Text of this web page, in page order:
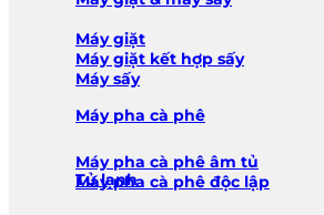
Máy giặt
Máy giặt kết hợp sấy
Máy sấy
Máy pha cà phê
Máy pha cà phê âm tủ
Máy pha cà phê độc lập
Tủ lạnh